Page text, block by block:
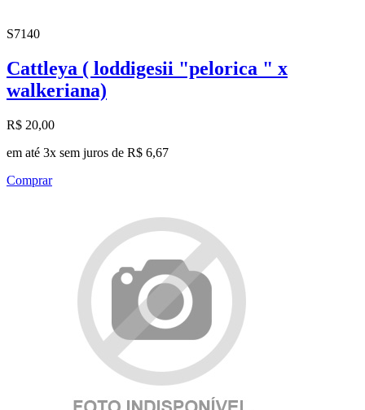
S7140
Cattleya ( loddigesii "pelorica " x
walkeriana)
R$ 20,00
em até 3x sem juros de R$ 6,67
Comprar